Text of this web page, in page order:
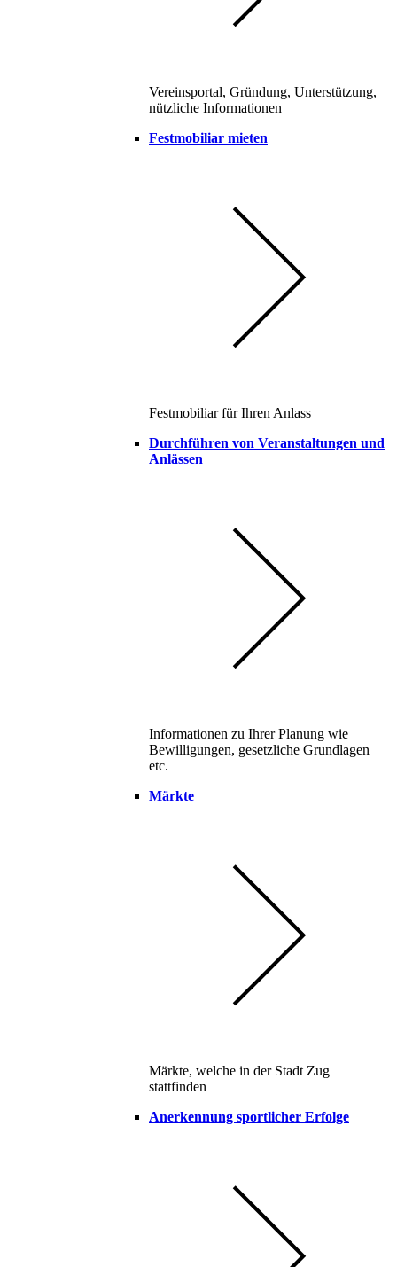
Vereinsportal, Gründung, Unterstützung,
nützliche Informationen
Festmobiliar mieten
Festmobiliar für Ihren Anlass
Durchführen von Veranstaltungen und
Anlässen
Informationen zu Ihrer Planung wie
Bewilligungen, gesetzliche Grundlagen
etc.
Märkte
Märkte, welche in der Stadt Zug
stattfinden
Anerkennung sportlicher Erfolge